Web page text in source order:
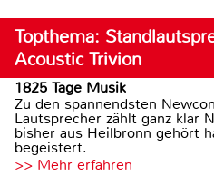
Topthema:
Acoustic Trivion
1825 Tage Musik
Zu den spannendsten
Lautsprecher zählt ganz klar
bisher aus Heilbronn gehört
begeistert.
>> Mehr erfahren